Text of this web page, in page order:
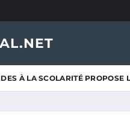
À LA SCOLARITÉ PROPOSE